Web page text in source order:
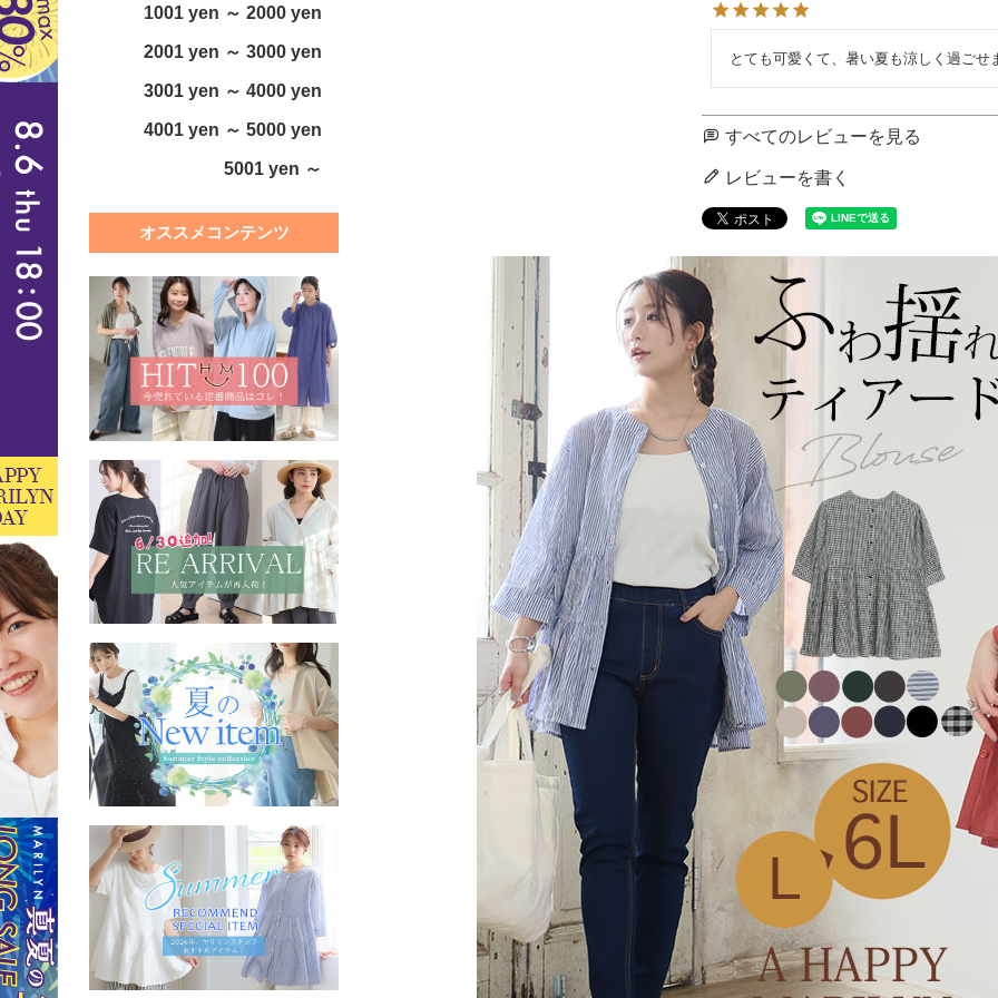
1001 yen ～ 2000 yen
2001 yen ～ 3000 yen
3001 yen ～ 4000 yen
4001 yen ～ 5000 yen
5001 yen ～
オススメコンテンツ
とても可愛くて、暑い夏も涼しく過ごせ
すべてのレビューを見る
レビューを書く